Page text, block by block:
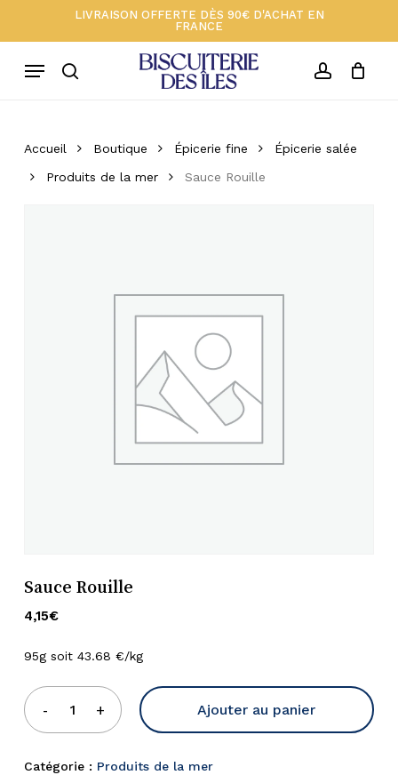
content
LIVRAISON OFFERTE DÈS 90€ D'ACHAT EN
FRANCE
search account
Menu
Votre panier 🍪 Close
Accueil Boutique Épicerie fine
Épicerie salée
Produits de la mer
Sauce Rouille
Sauce Rouille
4,15€
95g soit 43.68 €/kg
Ajouter au panier
Catégorie : Produits de la mer